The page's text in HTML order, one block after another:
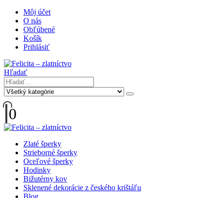
Môj účet
O nás
Obľúbené
Košík
Prihlásiť
Hľadať
0
Zlaté šperky
Strieborné šperky
Oceľové šperky
Hodinky
Bižutérny kov
Sklenené dekorácie z českého krištáľu
Blog